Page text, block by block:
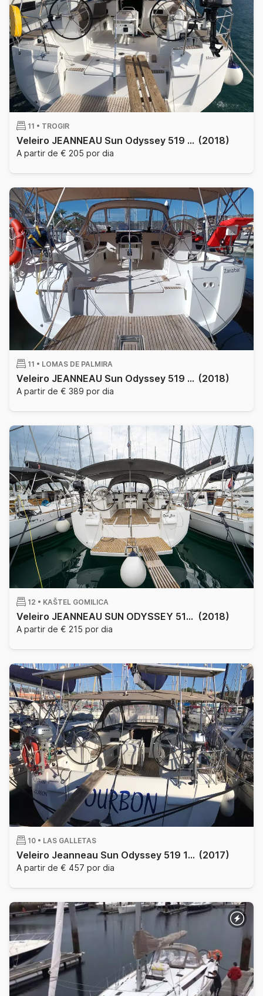
11 • TROGIR
Veleiro JEANNEAU Sun Odyssey 519 Luxe - ZANZIBAR 15.75m (2018)
A partir de € 205 por dia
11 • LOMAS DE PALMIRA
Veleiro JEANNEAU Sun Odyssey 519 with watermaker & A/C - PLUS 15.75m (2018)
A partir de € 389 por dia
12 • KAŠTEL GOMILICA
Veleiro JEANNEAU SUN ODYSSEY 519 15.75m (2018)
A partir de € 215 por dia
10 • LAS GALLETAS
Veleiro Jeanneau Sun Odyssey 519 15.75m (2017)
A partir de € 457 por dia